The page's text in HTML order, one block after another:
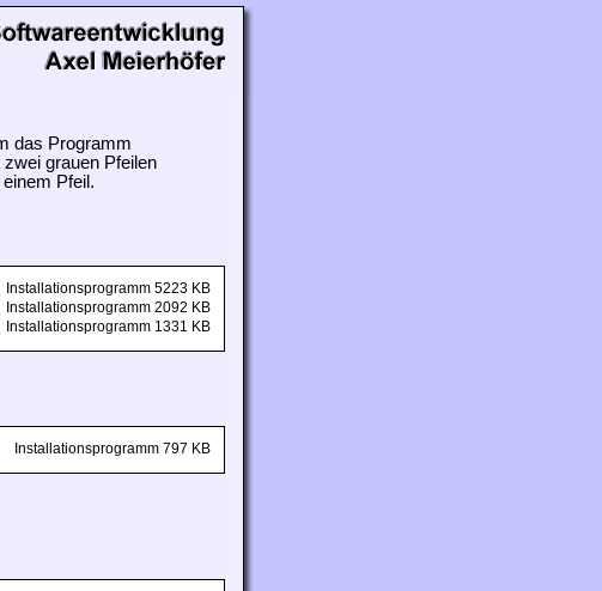
das Programm
grauen Pfeilen
Pfeil.
Installationsprogramm 5223 KB
Installationsprogramm 2092 KB
Installationsprogramm 1331 KB
Installationsprogramm 797 KB